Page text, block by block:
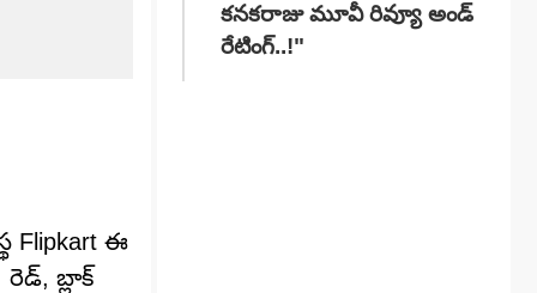
Flipkart ఈ
బ్లాక్
కనకరాజు మూవీ రివ్యూ అండ్
రేటింగ్‌..!"